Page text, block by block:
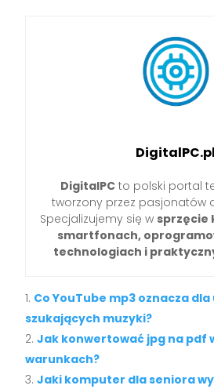
DigitalPC.pl
DigitalPCto polski portal
tworzony przez pasjonatów
Specjalizujemy się w sprzęcie
smartfonach,
technologiach i
Co YouTube mp3 oznacza
szukających muzyki?
Jak konwertować jpg na pdf
warunkach?
Jaki komputer dla seniora